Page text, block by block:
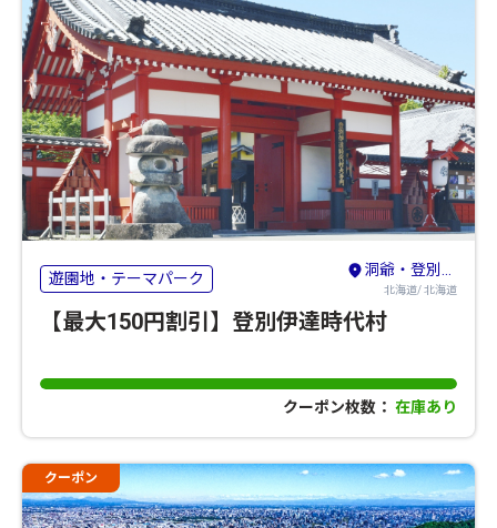
遊園地・テーマパーク 洞爺・登別・苫小牧・室蘭
北海道/ 北海道
【最大150円割引】登別伊達時代村
クーポン枚数： 在庫あり
クーポン